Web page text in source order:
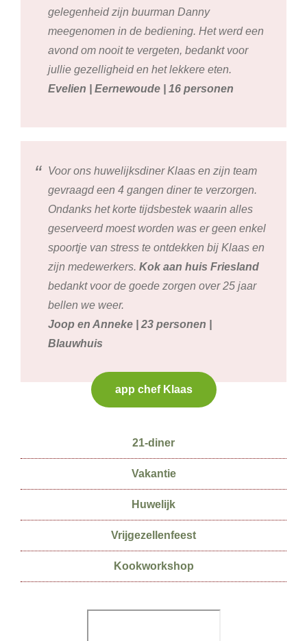
gelegenheid zijn buurman Danny
meegenomen in de bediening. Het werd een
avond om nooit te vergeten, bedankt voor
jullie gezelligheid en het lekkere eten.
Evelien | Eernewoude | 16 personen
Voor ons huwelijksdiner Klaas en zijn team
gevraagd een 4 gangen diner te verzorgen.
Ondanks het korte tijdsbestek waarin alles
geserveerd moest worden was er geen enkel
spoortje van stress te ontdekken bij Klaas en
zijn medewerkers. Kok aan huis Friesland
bedankt voor de goede zorgen over 25 jaar
bellen we weer.
Joop en Anneke | 23 personen |
Blauwhuis
app chef Klaas
21-diner
Vakantie
Huwelijk
Vrijgezellenfeest
Kookworkshop